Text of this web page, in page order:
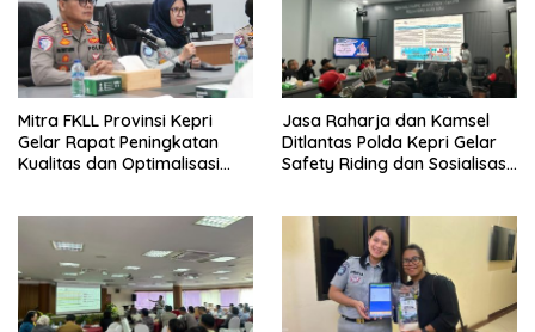
Mitra FKLL Provinsi Kepri
Gelar Rapat Peningkatan
Kualitas dan Optimalisasi
Jasa Raharja dan Kamsel
Ditlantas Polda Kepri Gelar
Safety Riding dan Sosialisasi
Indonesia